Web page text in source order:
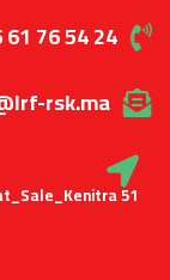
76 54 24
rsk.ma